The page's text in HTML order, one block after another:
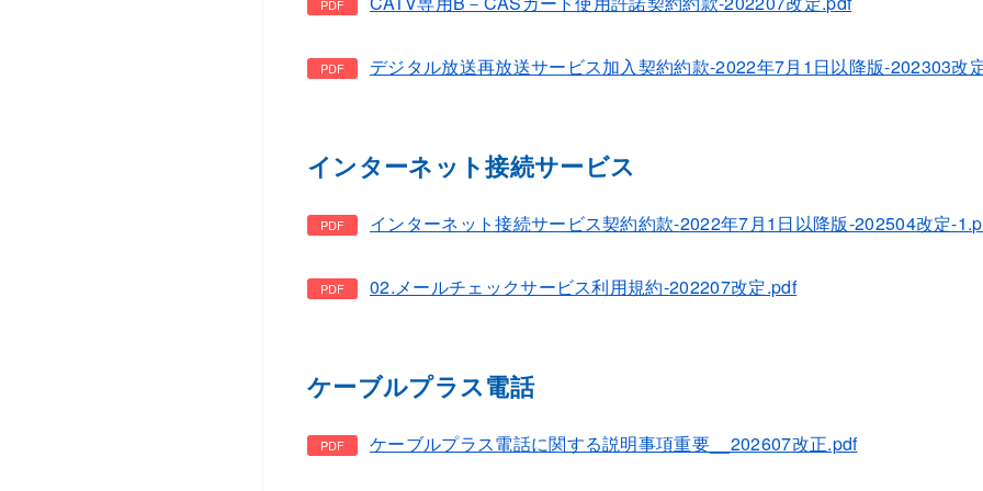
デジタル放送再放送サービス加入契約約款-2022年7月1日以降版-202303改
インターネット接続サービス
インターネット接続サービス契約約款-2022年7月1日以降版-202504改定-
02.メールチェックサービス利用規約-202207改定.pdf
ケーブルプラス電話
ケーブルプラス電話に関する説明事項重要__202607改正.pdf